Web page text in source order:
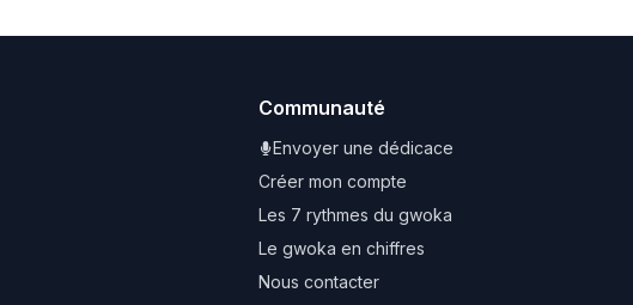
Communauté
Envoyer une dédicace
Créer mon compte
Les 7 rythmes du gwoka
Le gwoka en chiffres
Nous contacter